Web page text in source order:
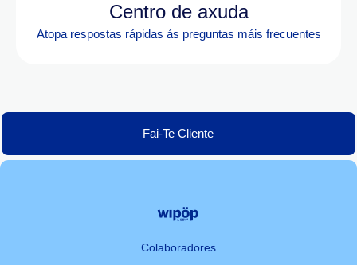
Centro de axuda
Atopa respostas rápidas ás preguntas máis frecuentes
Fai-Te Cliente
Colaboradores